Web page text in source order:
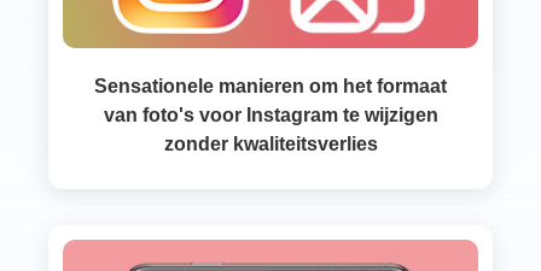
Sensationele manieren om het formaat
van foto's voor Instagram te wijzigen
zonder kwaliteitsverlies